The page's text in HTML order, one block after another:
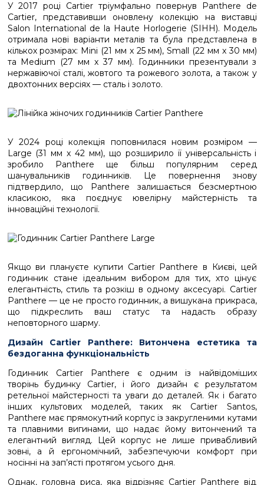
У 2017 році Cartier тріумфально повернув Panthere de
Cartier, представивши оновлену колекцію на виставці
Salon International de la Haute Horlogerie (SIHH). Модель
отримала нові варіанти металів та була представлена в
кількох розмірах: Mini (21 мм x 25 мм), Small (22 мм x 30 мм)
та Medium (27 мм x 37 мм). Годинники презентували з
нержавіючої сталі, жовтого та рожевого золота, а також у
двохтонних версіях — сталь і золото.
У 2024 році колекція поповнилася новим розміром —
Large (31 мм x 42 мм), що розширило її універсальність і
зробило Panthere ще більш популярним серед
шанувальників годинників. Це повернення знову
підтвердило, що Panthere залишається безсмертною
класикою, яка поєднує ювелірну майстерність та
інноваційні технології.
Якщо ви плануєте купити Cartier Panthere в Києві, цей
годинник стане ідеальним вибором для тих, хто цінує
елегантність, стиль та розкіш в одному аксесуарі. Cartier
Panthere — це не просто годинник, а вишукана прикраса,
що підкреслить ваш статус та надасть образу
неповторного шарму.
Дизайн Cartier Panthere: Витончена естетика та
бездоганна функціональність
Годинник Cartier Panthere є одним із найвідоміших
творінь будинку Cartier, і його дизайн є результатом
ретельної майстерності та уваги до деталей. Як і багато
інших культових моделей, таких як Cartier Santos,
Panthere має прямокутний корпус із закругленими кутами
та плавними вигинами, що надає йому витончений та
елегантний вигляд. Цей корпус не лише привабливий
зовні, а й ергономічний, забезпечуючи комфорт при
носінні на зап’ясті протягом усього дня.
Однак, головна риса, яка відрізняє Cartier Panthere від